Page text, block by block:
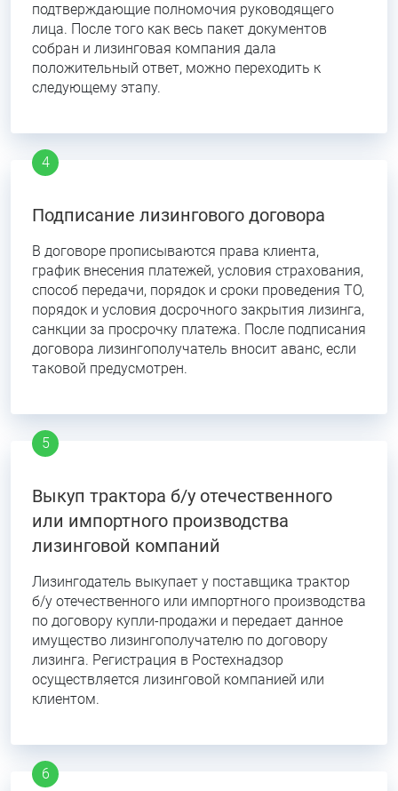
подтверждающие полномочия руководящего
лица. После того как весь пакет документов
собран и лизинговая компания дала
положительный ответ, можно переходить к
следующему этапу.
Подписание лизингового договора
В договоре прописываются права клиента,
график внесения платежей, условия страхования,
способ передачи, порядок и сроки проведения ТО,
порядок и условия досрочного закрытия лизинга,
санкции за просрочку платежа. После подписания
договора лизингополучатель вносит аванс, если
таковой предусмотрен.
Выкуп трактора б/у отечественного
или импортного производства
лизинговой компаний
Лизингодатель выкупает у поставщика трактор
б/у отечественного или импортного производства
по договору купли-продажи и передает данное
имущество лизингополучателю по договору
лизинга. Регистрация в Ростехнадзор
осуществляется лизинговой компанией или
клиентом.